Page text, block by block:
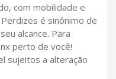
com mobilidade e
é sinônimo de
alcance. Para
perto de você!
sujeitos a alteração